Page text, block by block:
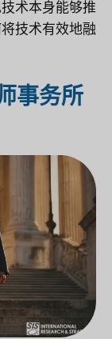
术本身能够推
技术有效地融
事务所